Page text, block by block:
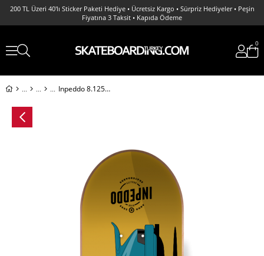
200 TL Üzeri 40'lı Sticker Paketi Hediye • Ücretsiz Kargo • Sürpriz Hediyeler • Peşin
Fiyatına 3 Taksit • Kapıda Ödeme
0
Inpeddo 8.125 x Nopreme Fast Classics 1974 Deck Profesyonel Kaykay Tahtası